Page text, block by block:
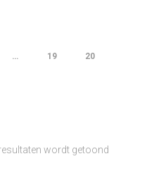
… 19 20
wordt getoond